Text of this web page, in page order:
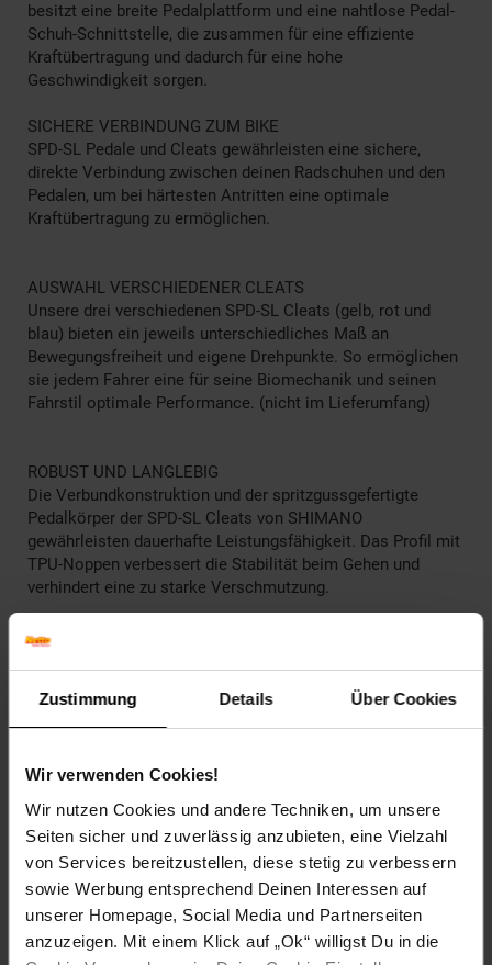
Zustimmung Details Über Cookies
Wir verwenden Cookies!
Wir nutzen Cookies und andere Techniken, um unsere
Seiten sicher und zuverlässig anzubieten, eine Vielzahl
von Services bereitzustellen, diese stetig zu verbessern
sowie Werbung entsprechend Deinen Interessen auf
unserer Homepage, Social Media und Partnerseiten
anzuzeigen. Mit einem Klick auf „Ok“ willigst Du in die
besitzt eine breite Pedalplattform und eine nahtlose Pedal-
Schuh-Schnittstelle, die zusammen für eine effiziente
Kraftübertragung und dadurch für eine hohe
Geschwindigkeit sorgen.
SICHERE VERBINDUNG ZUM BIKE
SPD-SL Pedale und Cleats gewährleisten eine sichere,
direkte Verbindung zwischen deinen Radschuhen und den
Pedalen, um bei härtesten Antritten eine optimale
Kraftübertragung zu ermöglichen.
AUSWAHL VERSCHIEDENER CLEATS
Unsere drei verschiedenen SPD-SL Cleats (gelb, rot und
blau) bieten ein jeweils unterschiedliches Maß an
Bewegungsfreiheit und eigene Drehpunkte. So ermöglichen
sie jedem Fahrer eine für seine Biomechanik und seinen
Fahrstil optimale Performance. (nicht im Lieferumfang)
ROBUST UND LANGLEBIG
Die Verbundkonstruktion und der spritzgussgefertigte
Pedalkörper der SPD-SL Cleats von SHIMANO
gewährleisten dauerhafte Leistungsfähigkeit. Das Profil mit
TPU-Noppen verbessert die Stabilität beim Gehen und
verhindert eine zu starke Verschmutzung.
LANGLEBIG
Achse aus CrMo-Stahl mit wartungsarmen, abgedichteten
Kompaktlagern, die eine reibungslose und langlebige
Der Fahrer kann ganz einfach die zum Einrasten und Lösen
der Pedale erforderliche Kraft einstellen. Eine Verringerung
der Federspannung ermöglicht ein leichteres Lösen,
während eine höhere Federspannung für eine sicherere
Verbindung bei starker Belastung sorgt.
Batt-Reg.-Nr. DE: 35726610